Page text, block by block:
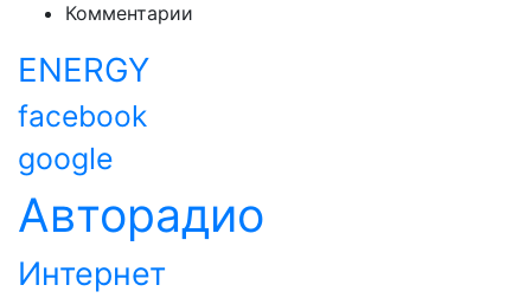
Комментарии
ENERGY
facebook
google
Авторадио
Интернет